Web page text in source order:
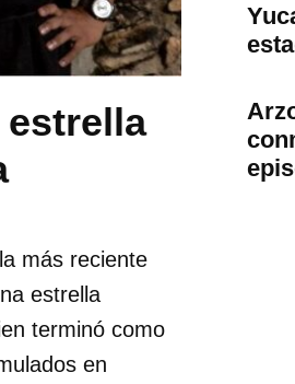
más reciente
estrella
terminó como
en